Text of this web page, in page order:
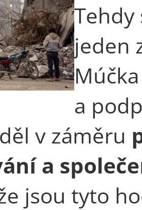
jeden
a
v záměru
a
jsou tyto